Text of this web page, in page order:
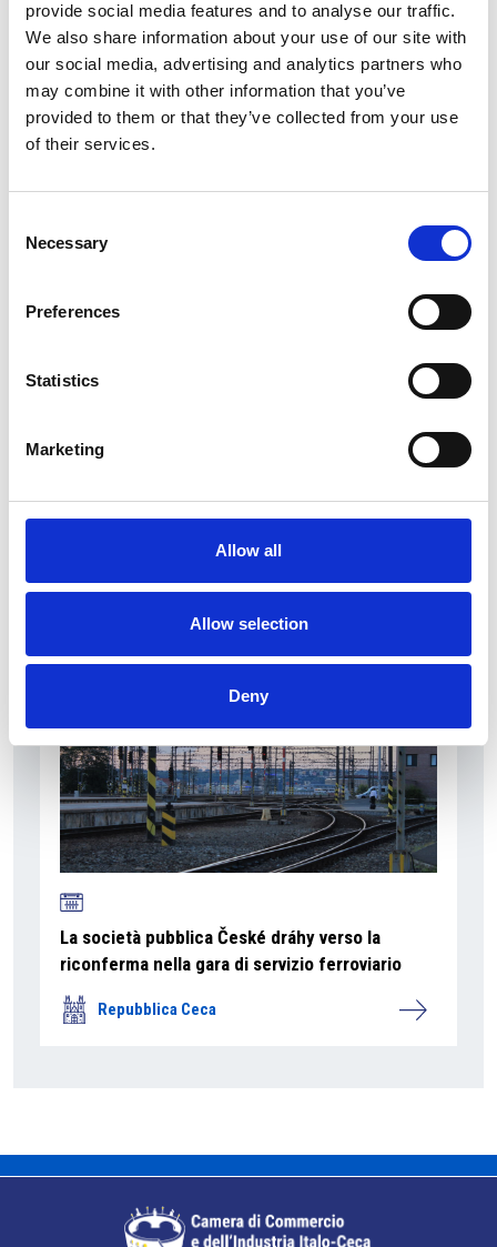
provide social media features and to analyse our traffic.
We also share information about your use of our site with
our social media, advertising and analytics partners who
may combine it with other information that you’ve
provided to them or that they’ve collected from your use
of their services.
Selection
Necessary
Preferences
Statistics
Marketing
Allow all
Allow selection
Deny
7 Agosto 2026
Nel primo semestre è aumentata fortemente la
La Škoda avvia la produzione del suo SUV Peaq
Repubblica Ceca
La società pubblica České dráhy verso la
riconferma nella gara di servizio ferroviario
Repubblica Ceca